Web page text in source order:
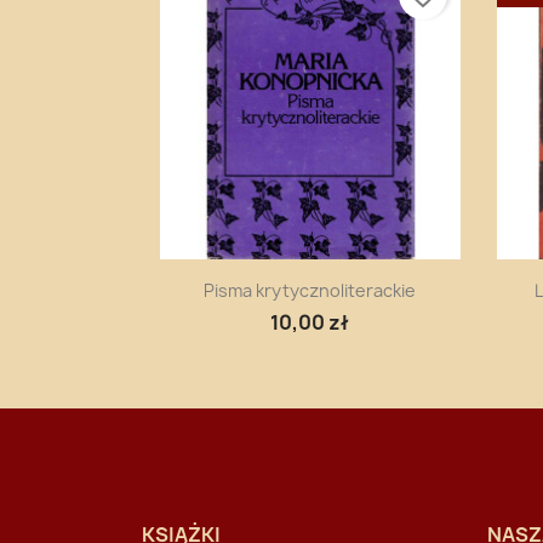
Szybki podgląd
Pisma krytycznoliterackie
10,00 zł
KSIĄŻKI